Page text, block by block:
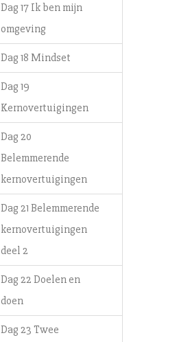
Dag 17 Ik ben mijn
omgeving
Dag 18 Mindset
Dag 19
Kernovertuigingen
Dag 20
Belemmerende
kernovertuigingen
Dag 21 Belemmerende
kernovertuigingen
deel 2
Dag 22 Doelen en
doen
Dag 23 Twee